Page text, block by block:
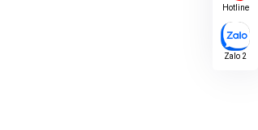
Hotline
Zalo 2